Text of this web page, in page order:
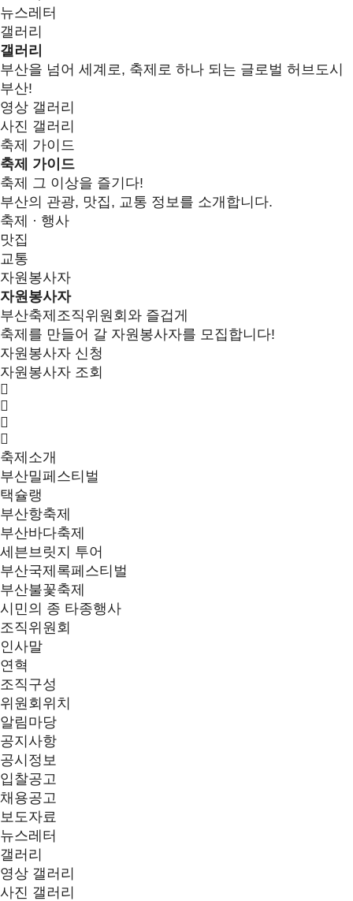
뉴스레터
갤러리
갤러리
부산을 넘어 세계로, 축제로 하나 되는 글로벌 허브도시
부산!
영상 갤러리
사진 갤러리
축제 가이드
축제 가이드
축제 그 이상을 즐기다!
부산의 관광, 맛집, 교통 정보를 소개합니다.
축제 · 행사
맛집
교통
자원봉사자
자원봉사자
부산축제조직위원회와 즐겁게
축제를 만들어 갈 자원봉사자를 모집합니다!
자원봉사자 신청
자원봉사자 조회
축제소개
부산밀페스티벌
택슐랭
부산항축제
부산바다축제
세븐브릿지 투어
부산국제록페스티벌
부산불꽃축제
시민의 종 타종행사
조직위원회
인사말
연혁
조직구성
위원회위치
알림마당
공지사항
공시정보
입찰공고
채용공고
보도자료
뉴스레터
갤러리
영상 갤러리
사진 갤러리